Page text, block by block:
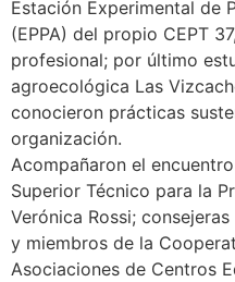
Estación Experimental de
(EPPA) del propio CEPT
profesional; por último
agroecológica Las
conocieron prácticas
organización.
Acompañaron el
Superior Técnico para la
Verónica Rossi;
y miembros de la
Asociaciones de Centros